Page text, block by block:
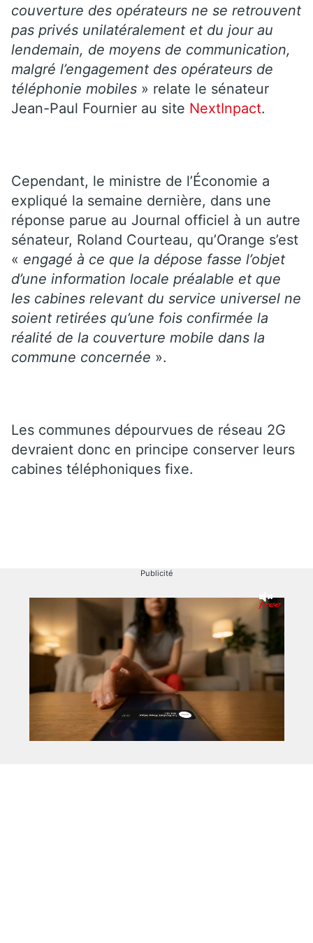
couverture des opérateurs ne se retrouvent
pas privés unilatéralement et du jour au
lendemain, de moyens de communication,
malgré l’engagement des opérateurs de
téléphonie mobiles » relate le sénateur
Jean-Paul Fournier au site NextInpact.
Cependant, le ministre de l’Économie a
expliqué la semaine dernière, dans une
réponse parue au Journal officiel à un autre
sénateur, Roland Courteau, qu’Orange s’est
« engagé à ce que la dépose fasse l’objet
d’une information locale préalable et que
les cabines relevant du service universel ne
soient retirées qu’une fois confirmée la
réalité de la couverture mobile dans la
commune concernée ».
Les communes dépourvues de réseau 2G
devraient donc en principe conserver leurs
cabines téléphoniques fixe.
Publicité